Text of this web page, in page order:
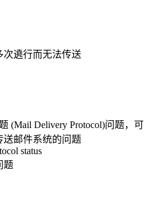
次遶行而无法传送
(Mail Delivery Protocol)问题，可
送邮件系统的问题
status
题